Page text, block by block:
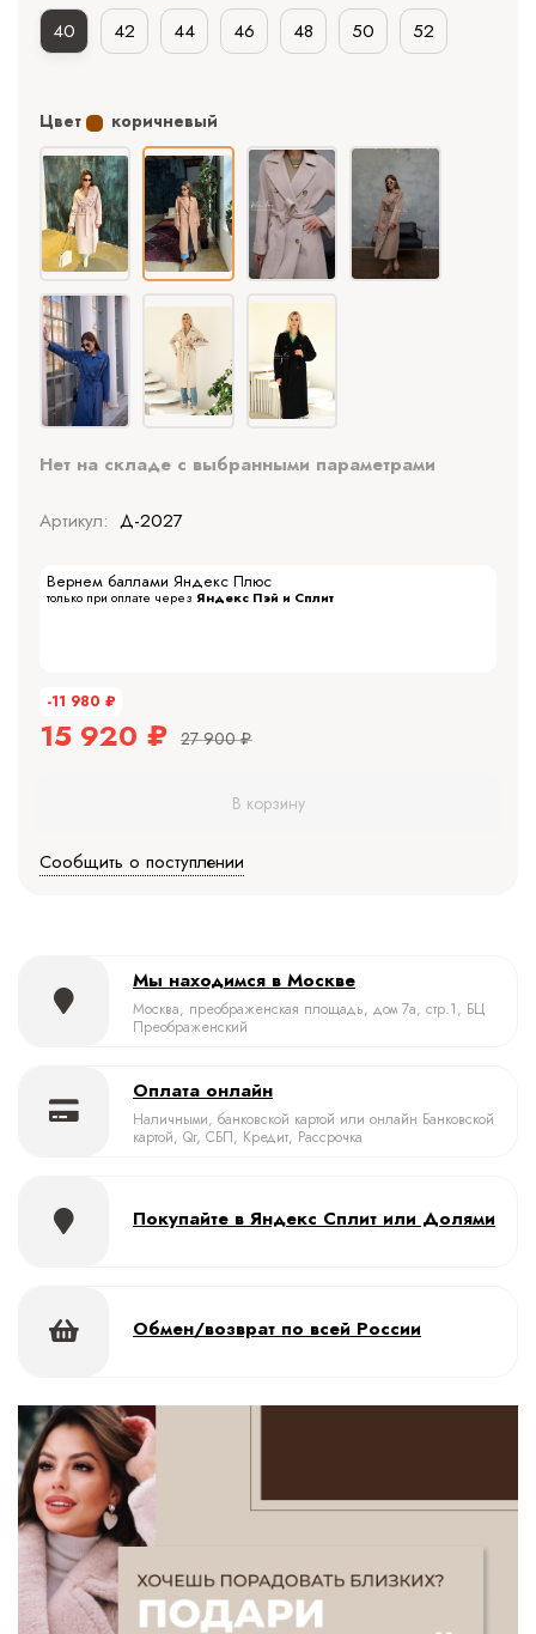
40
42 44 46 48 50 52
Цвет коричневый
Нет на складе с выбранными параметрами
Артикул: Д-2027
Вернем баллами Яндекс Плюс
только при оплате через Яндекс Пэй и Сплит
-11 980 ₽
15 920 ₽ 27 900 ₽
В корзину
Сообщить о поступлении
Мы находимся в Москве
Москва, преображенская площадь, дом 7а, стр.1, БЦ
Преображенский
Оплата онлайн
Наличными, банковской картой или онлайн Банковской
картой, Qr, СБП, Кредит, Рассрочка
Покупайте в Яндекс Сплит или Долями
Обмен/возврат по всей России